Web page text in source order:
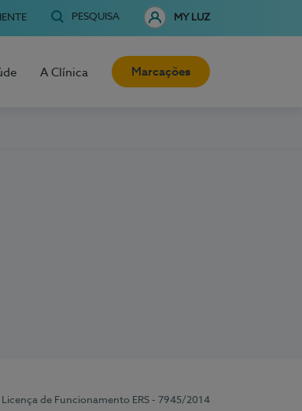
PESQUISA MY LUZ
A Clínica Marcações
| Licença de Funcionamento ERS - 7945/2014